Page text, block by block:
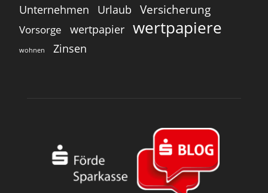
Unternehmen Urlaub Versicherung
Vorsorge wertpapier wertpapiere
wohnen Zinsen